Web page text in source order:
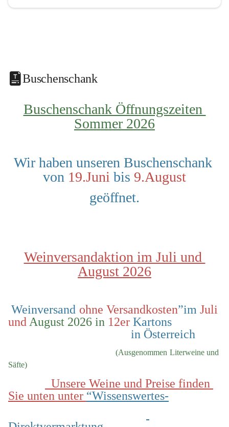
Buschenschank
Buschenschank Öffnungszeiten
Sommer 2026
Wir haben unseren Buschenschank
von 19.Juni bis 9.August
geöffnet.
Weinversandaktion im Juli und
August 2026
Weinversand ohne Versandkosten”im Juli
und August 2026 in 12er Kartons
                                        in Österreich
  (Ausgenommen Literweine und
Säfte)
  Unsere Weine und Preise finden
Sie unten unter “Wissenswertes-